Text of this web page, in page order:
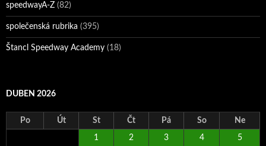
speedwayA-Z (82)
společenská rubrika (395)
Štancl Speedway Academy (18)
DUBEN 2026
Po Út St Čt Pá So Ne
1 2 3 4 5